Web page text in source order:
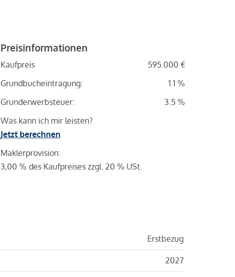
Preisinformationen
Kaufpreis
595.000 €
Grundbucheintragung:
1.1 %
Grunderwerbsteuer:
3.5 %
Was kann ich mir leisten?
Jetzt berechnen
Maklerprovision:
3,00 % des Kaufpreises zzgl. 20 % USt.
Erstbezug
2027